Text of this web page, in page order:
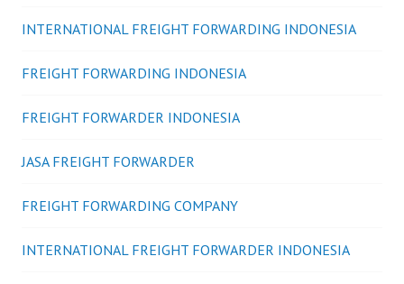
INTERNATIONAL FREIGHT FORWARDING INDONESIA
FREIGHT FORWARDING INDONESIA
FREIGHT FORWARDER INDONESIA
JASA FREIGHT FORWARDER
FREIGHT FORWARDING COMPANY
INTERNATIONAL FREIGHT FORWARDER INDONESIA